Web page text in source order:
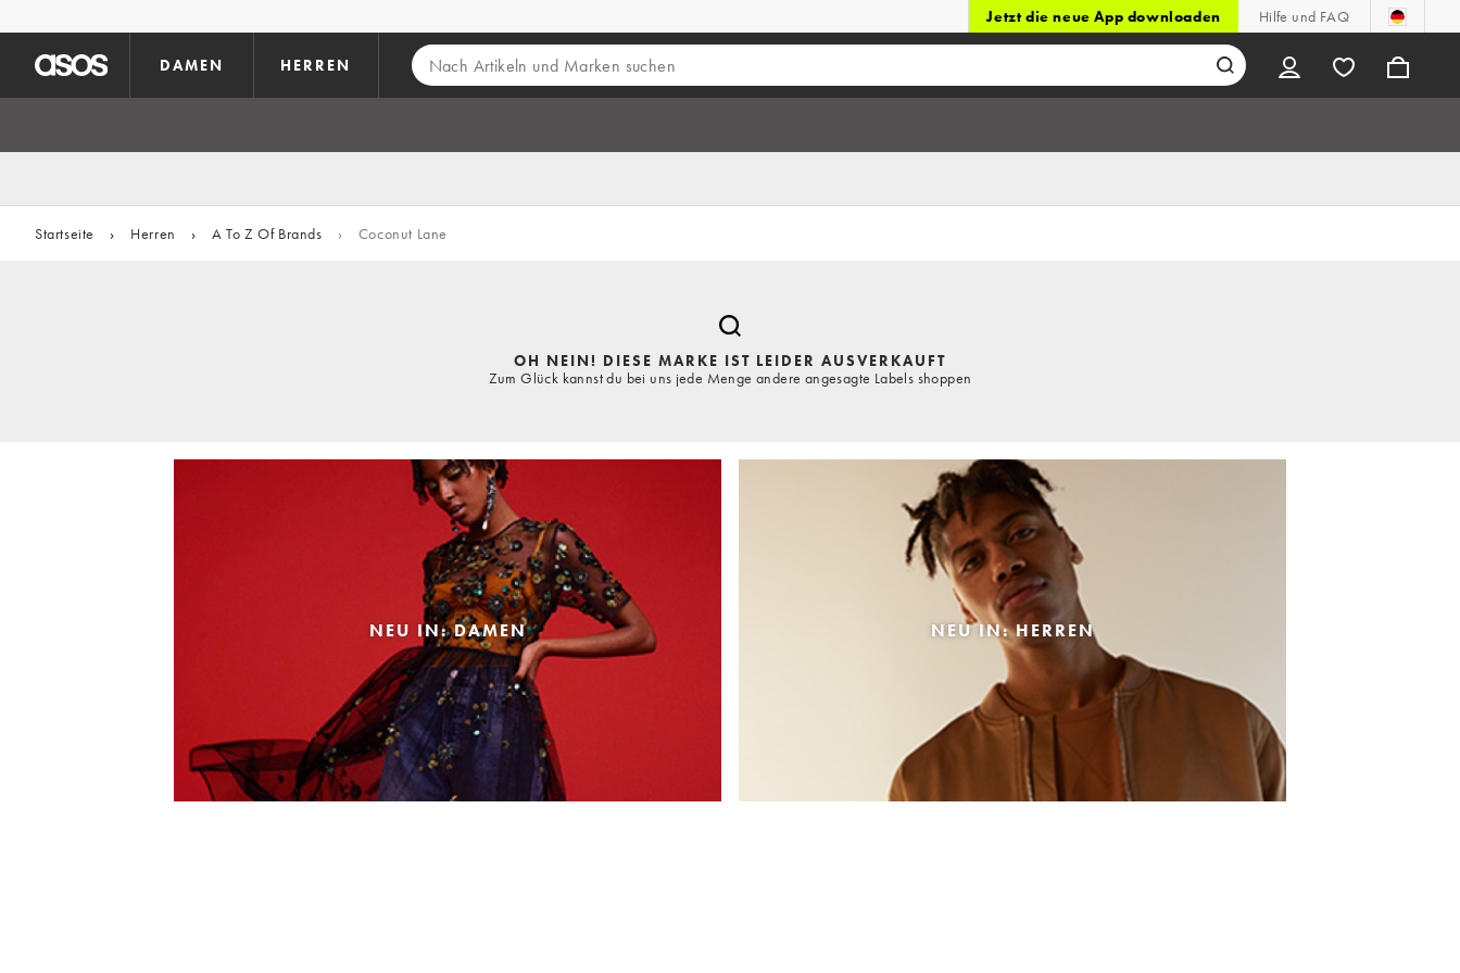
Jetzt die neue App downloaden Hilfe und FAQ
DAMEN HERREN
Startseite › Herren › A To Z Of Brands › Coconut Lane
OH NEIN! DIESE MARKE IST LEIDER AUSVERKAUFT
Zum Glück kannst du bei uns jede Menge andere angesagte Labels shoppen
NEU IN: DAMEN NEU IN: HERREN